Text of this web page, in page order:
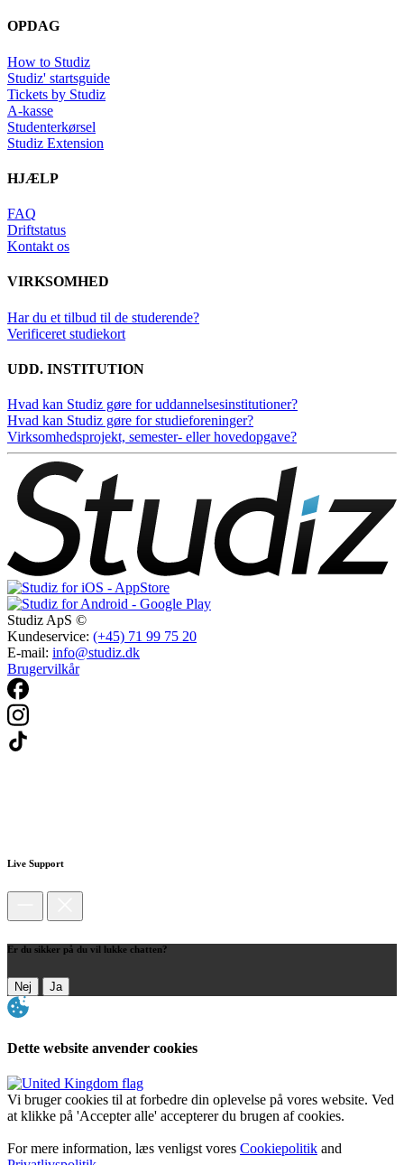
OPDAG
How to Studiz
Studiz' startsguide
Tickets by Studiz
A-kasse
Studenterkørsel
Studiz Extension
HJÆLP
FAQ
Driftstatus
Kontakt os
VIRKSOMHED
Har du et tilbud til de studerende?
Verificeret studiekort
UDD. INSTITUTION
Hvad kan Studiz gøre for uddannelsesinstitutioner?
Hvad kan Studiz gøre for studieforeninger?
Virksomhedsprojekt, semester- eller hovedopgave?
Studiz ApS ©
Kundeservice: (+45) 71 99 75 20
E-mail: info@studiz.dk
Brugervilkår
Live Support
Er du sikker på du vil lukke chatten?
Nej Ja
Dette website anvender cookies
Vi bruger cookies til at forbedre din oplevelse på vores website. Ved
at klikke på 'Accepter alle' accepterer du brugen af cookies.
For mere information, læs venligst vores Cookiepolitik and